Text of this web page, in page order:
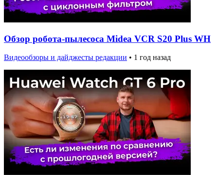
Обзор робота-пылесоса Midea VCR S20 Plus WH
Видеообзоры и дайджесты редакции • 1 год назад